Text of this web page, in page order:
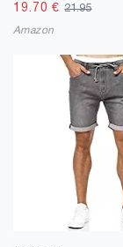
19.70 €21.95
Amazon